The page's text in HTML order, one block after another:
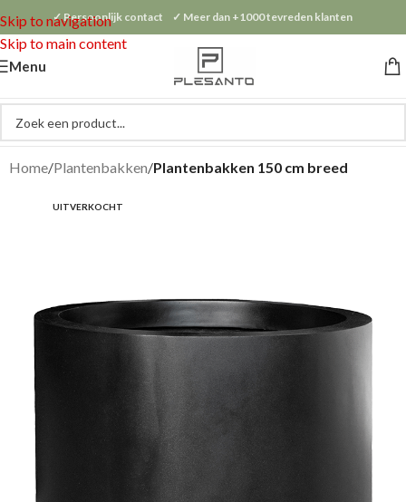
Skip to navigation
Skip to main content
✓ Persoonlijk contact ✓ Meer dan +1000 tevreden klanten
Menu
Home Plantenbakken Plantenbakken 150 cm breed
UITVERKOCHT